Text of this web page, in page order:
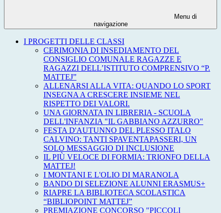
Menu di
navigazione
I PROGETTI DELLE CLASSI
CERIMONIA DI INSEDIAMENTO DEL
CONSIGLIO COMUNALE RAGAZZE E
RAGAZZI DELL’ISTITUTO COMPRENSIVO “P.
MATTEJ”
ALLENARSI ALLA VITA: QUANDO LO SPORT
INSEGNA A CRESCERE INSIEME NEL
RISPETTO DEI VALORI.
UNA GIORNATA IN LIBRERIA - SCUOLA
DELL'INFANZIA "IL GABBIANO AZZURRO"
FESTA D'AUTUNNO DEL PLESSO ITALO
CALVINO: TANTI SPAVENTAPASSERI, UN
SOLO MESSAGGIO DI INCLUSIONE
IL PIÙ VELOCE DI FORMIA: TRIONFO DELLA
MATTEJ!
I MONTANI E L'OLIO DI MARANOLA
BANDO DI SELEZIONE ALUNNI ERASMUS+
RIAPRE LA BIBLIOTECA SCOLASTICA
“BIBLIOPOINT MATTEJ”
PREMIAZIONE CONCORSO "PICCOLI